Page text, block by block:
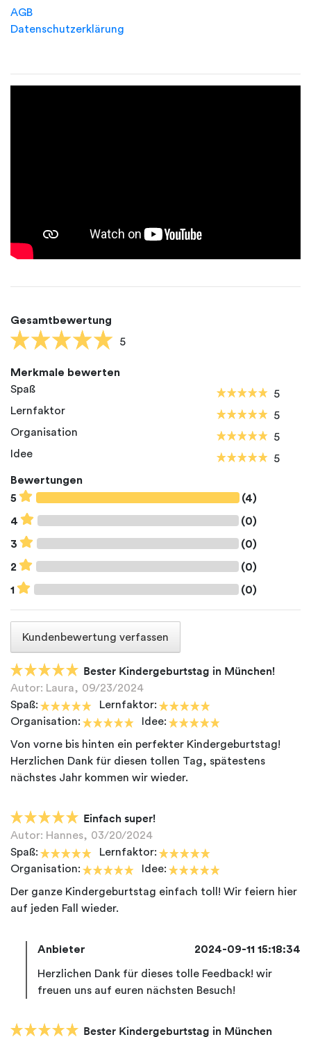
AGB
Datenschutzerklärung
Gesamtbewertung
5
Merkmale bewerten
Spaß
5
Lernfaktor
5
Organisation
5
Idee
5
Bewertungen
5
(4)
4 (0)
3 (0)
2 (0)
1 (0)
Kundenbewertung verfassen
Bester Kindergeburtstag in München!
Autor: Laura, 09/23/2024
Spaß:
Lernfaktor:
Organisation:
Idee:
Von vorne bis hinten ein perfekter Kindergeburtstag!
Herzlichen Dank für diesen tollen Tag, spätestens
Einfach super!
Autor: Hannes, 03/20/2024
Spaß:
Lernfaktor:
Organisation:
Idee:
Der ganze Kindergeburtstag einfach toll! Wir feiern hier
Anbieter 2024-09-11 15:18:34
Herzlichen Dank für dieses tolle Feedback! wir
Bester Kindergeburtstag in München